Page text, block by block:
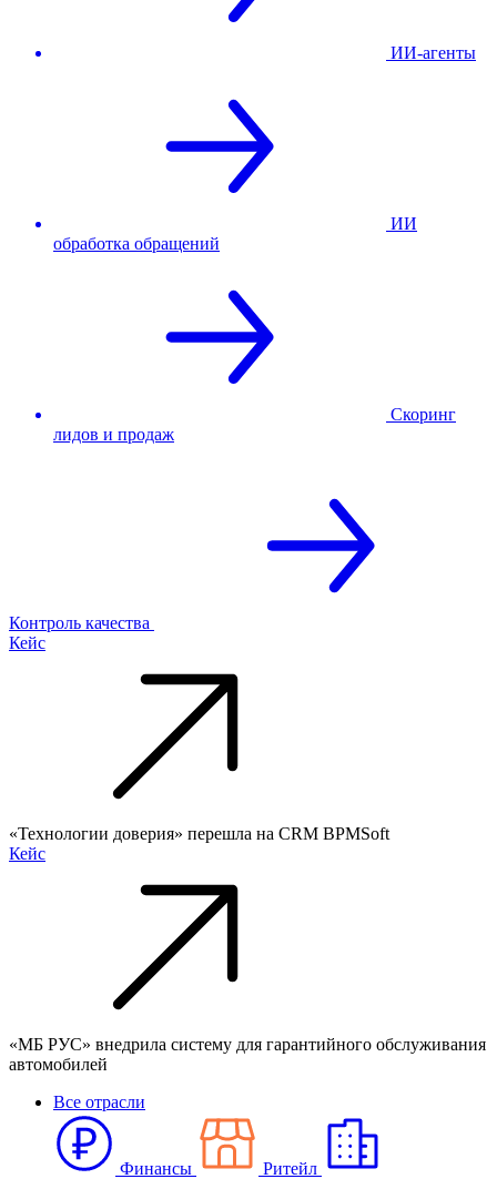
ИИ-агенты
ИИ
обработка обращений
Скоринг
лидов и продаж
Контроль качества
Кейс
«Технологии доверия» перешла на CRM BPMSoft
Кейс
«МБ РУС» внедрила систему для гарантийного обслуживания
автомобилей
Все отрасли
Финансы Ритейл